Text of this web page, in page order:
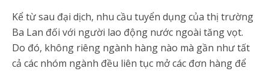
Kể từ sau đại dịch, nhu cầu tuyển dụng của thị trường
Ba Lan đối với người lao động nước ngoài tăng vọt.
Do đó, không riêng ngành hàng nào mà gần như tất
cả các nhóm ngành đều liên tục mở các đơn hàng để